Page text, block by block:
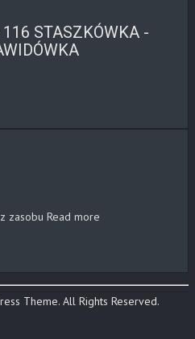
STASZKÓWKA -
zasobu Read more
Theme. All Rights Reserved.